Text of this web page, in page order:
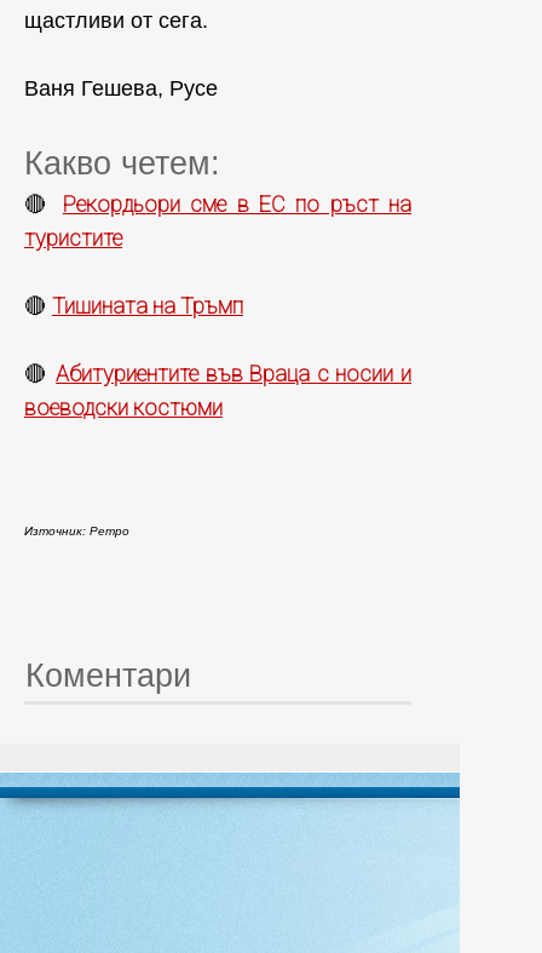
щастливи от сега.
Ваня Гешева, Русе
Какво четем:
🔴 Рекордьори сме в ЕС по ръст на
туристите
🔴 Тишината на Тръмп
🔴Абитуриентите във Враца с носии и
воеводски костюми
Източник: Ретро
Коментари